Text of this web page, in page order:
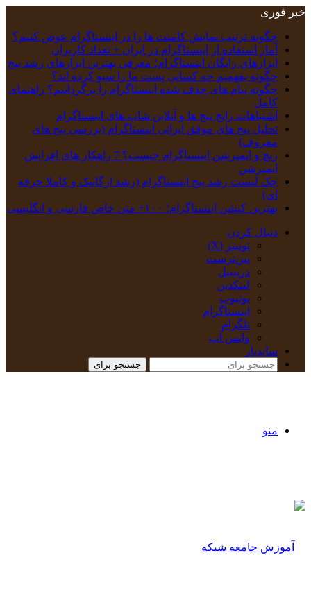
خبر فوری
چگونه ترتیب نمایش کامنت‌ ها را در اینستاگرام عوض کنیم؟
آمار استفاده از اینستاگرام در ایران + تعداد کاربران
ابزارهای رایگان اینستاگرام؛ معرفی بهترین ابزارهای رشد پیج
چگونه بفهمیم چه کسانی پست ما را سیو کرده اند؟
چگونه پیام‌ های حذف‌ شده اینستاگرام را برگردانیم؟ راهنمای
کامل
اشتباهات رایج پیج ها و آنلاین شاپ های اینستاگرام
تحلیل پیج‌ های موفق ایرانی اینستاگرام (بررسی پیج های
معروف)
ریچ و ایمپرشن اینستاگرام چیست؟ 7 راهکار های افزایش
ایمپرشن
چک‌ لیست رشد پیج اینستاگرام (رشد ارگانیک و کاملا حرفه
ای)
بهترین کپشن‌ اینستاگرام؛ ۱۰۰+ متن خاص فارسی و انگلیسی
دنبال کردن
توییتر (X)
‫پین‌ترست
دریبببل
لینکدین
یوتیوب
اینستاگرام
تلگرام
واتس آپ
سایدبار
جستجو برای
منو